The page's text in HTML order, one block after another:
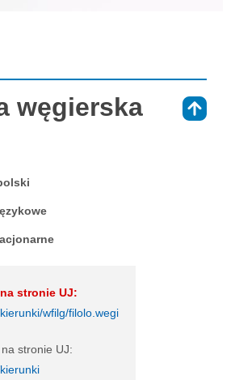
węgierska
stronie UJ:
wfilg/filolo.wegi
stronie UJ: